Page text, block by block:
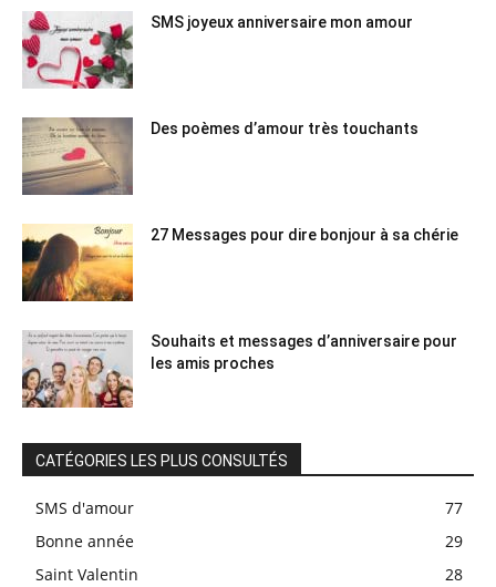
SMS joyeux anniversaire mon amour
Des poèmes d’amour très touchants
27 Messages pour dire bonjour à sa chérie
Souhaits et messages d’anniversaire pour
les amis proches
CATÉGORIES LES PLUS CONSULTÉS
SMS d'amour
77
Bonne année
29
Saint Valentin
28